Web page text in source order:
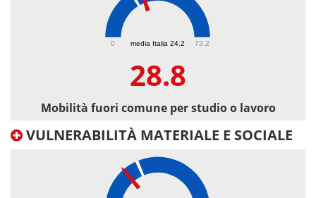
media Italia 24.2
0 73.2
28.8
Mobilità fuori comune per studio o lavoro
VULNERABILITÀ MATERIALE E SOCIALE